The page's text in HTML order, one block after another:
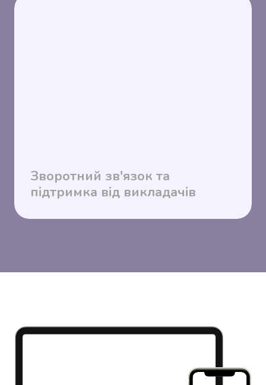
Зворотний зв'язок та
підтримка від викладачів